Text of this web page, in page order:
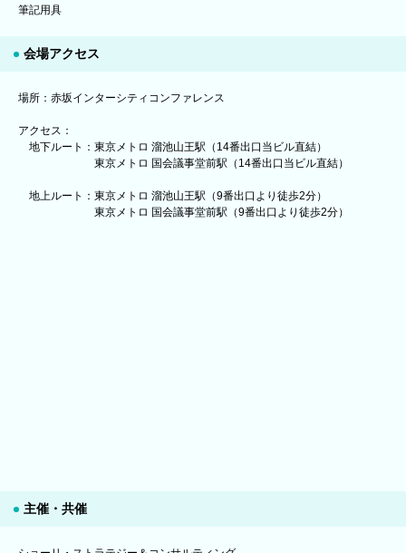
筆記用具
会場アクセス
場所：赤坂インターシティコンファレンス
アクセス：
地下ルート：東京メトロ 溜池山王駅（14番出口当ビル直結）
東京メトロ 国会議事堂前駅（14番出口当ビル直結）
地上ルート：東京メトロ 溜池山王駅（9番出口より徒歩2分）
東京メトロ 国会議事堂前駅（9番出口より徒歩2分）
主催・共催